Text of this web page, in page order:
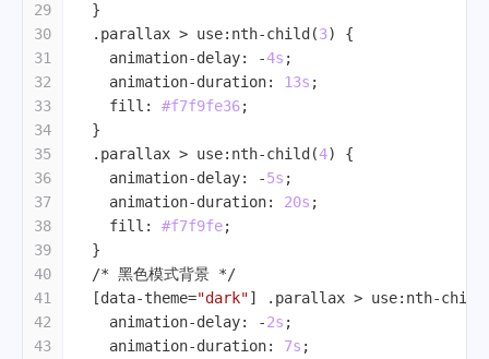
29
30
31
32
33
34
35
36
37
38
39
40
41
42
43
  }
.parallax > use:nth-child (3) {
animation-delay: -4s ;
animation-duration: 13s ;
fill : #f7f9fe36;
  }
.parallax > use:nth-child (4) {
animation-delay: -5s ;
animation-duration: 20s ;
fill : #f7f9fe;
  }
/* 黑色模式背景 */
[data-theme="dark"] .parallax > use:nth-child
animation-delay: -2s ;
animation-duration: 7s ;